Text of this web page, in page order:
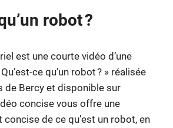
robot ?
est une courte vidéo d’une
ce qu’un robot ? » réalisée
de Bercy et disponible sur
concise vous offre une
de ce qu’est un robot, en